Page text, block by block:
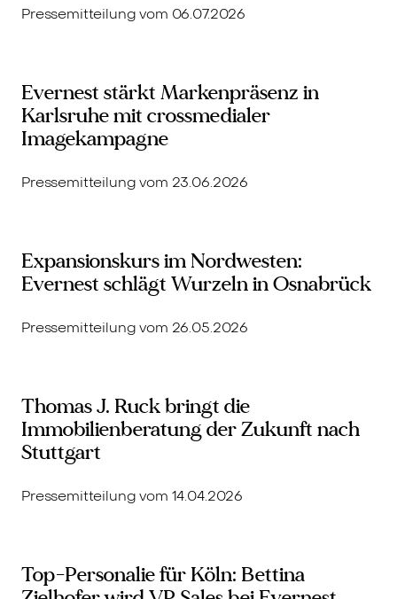
Pressemitteilung vom 06.07.2026
Evernest stärkt Markenpräsenz in
Karlsruhe mit crossmedialer
Imagekampagne
Pressemitteilung vom 23.06.2026
Expansionskurs im Nordwesten:
Evernest schlägt Wurzeln in Osnabrück
Pressemitteilung vom 26.05.2026
Thomas J. Ruck bringt die
Immobilienberatung der Zukunft nach
Stuttgart
Pressemitteilung vom 14.04.2026
Top-Personalie für Köln: Bettina